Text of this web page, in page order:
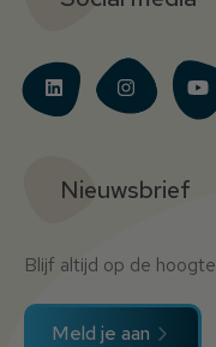
Nieuwsbrief
Blijf altijd op de hoogte
Meld je aan